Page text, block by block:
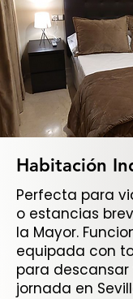
Habitación
Perfecta para
o estancias
la Mayor.
equipada con
para
jornada en